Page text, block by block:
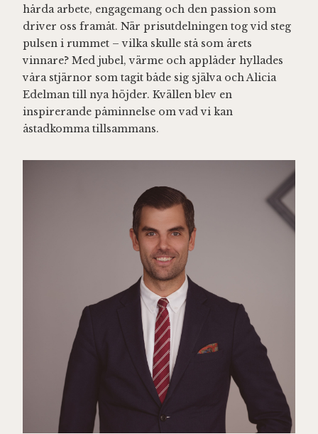
hårda arbete, engagemang och den passion som
driver oss framåt. När prisutdelningen tog vid steg
pulsen i rummet – vilka skulle stå som årets
vinnare? Med jubel, värme och applåder hyllades
våra stjärnor som tagit både sig själva och Alicia
Edelman till nya höjder. Kvällen blev en
inspirerande påminnelse om vad vi kan
åstadkomma tillsammans.